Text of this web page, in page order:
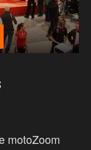
motoZoom